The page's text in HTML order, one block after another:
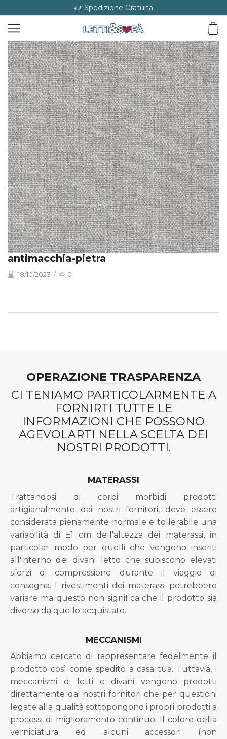
Spedizione Gratuita
antimacchia-pietra
18/10/2023 / 0
OPERAZIONE TRASPARENZA
CI TENIAMO PARTICOLARMENTE A
FORNIRTI TUTTE LE
INFORMAZIONI CHE POSSONO
AGEVOLARTI NELLA SCELTA DEI
NOSTRI PRODOTTI.
MATERASSI
Trattandosi di corpi morbidi prodotti
artigianalmente dai nostri fornitori, deve essere
considerata pienamente normale e tollerabile una
variabilità di ±1 cm dell'altezza dei materassi, in
particolar modo per quelli che vengono inseriti
all'interno dei divani letto che subiscono elevati
sforzi di compressione durante il viaggio di
consegna. I rivestimenti dei materassi potrebbero
variare ma questo non significa che il prodotto sia
diverso da quello acquistato.
MECCANISMI
Abbiamo cercato di rappresentare fedelmente il
prodotto così come spedito a casa tua. Tuttavia, i
meccanismi di letti e divani vengono prodotti
direttamente dai nostri fornitori che per questioni
legate alla qualità sottopongono i propri prodotti a
processi di miglioramento continuo. Il colore della
verniciatura ed alcuni accessori (non